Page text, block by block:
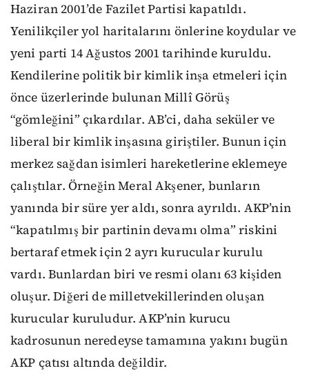
Haziran 2001’de Fazilet Partisi kapatıldı.
Yenilikçiler yol haritalarını önlerine koydular ve
yeni parti 14 Ağustos 2001 tarihinde kuruldu.
Kendilerine politik bir kimlik inşa etmeleri için
önce üzerlerinde bulunan Millî Görüş
“gömleğini” çıkardılar. AB’ci, daha seküler ve
liberal bir kimlik inşasına giriştiler. Bunun için
merkez sağdan isimleri hareketlerine eklemeye
çalıştılar. Örneğin Meral Akşener, bunların
yanında bir süre yer aldı, sonra ayrıldı. AKP’nin
“kapatılmış bir partinin devamı olma” riskini
bertaraf etmek için 2 ayrı kurucular kurulu
vardı. Bunlardan biri ve resmi olanı 63 kişiden
oluşur. Diğeri de milletvekillerinden oluşan
kurucular kuruludur. AKP’nin kurucu
kadrosunun neredeyse tamamına yakını bugün
AKP çatısı altında değildir.